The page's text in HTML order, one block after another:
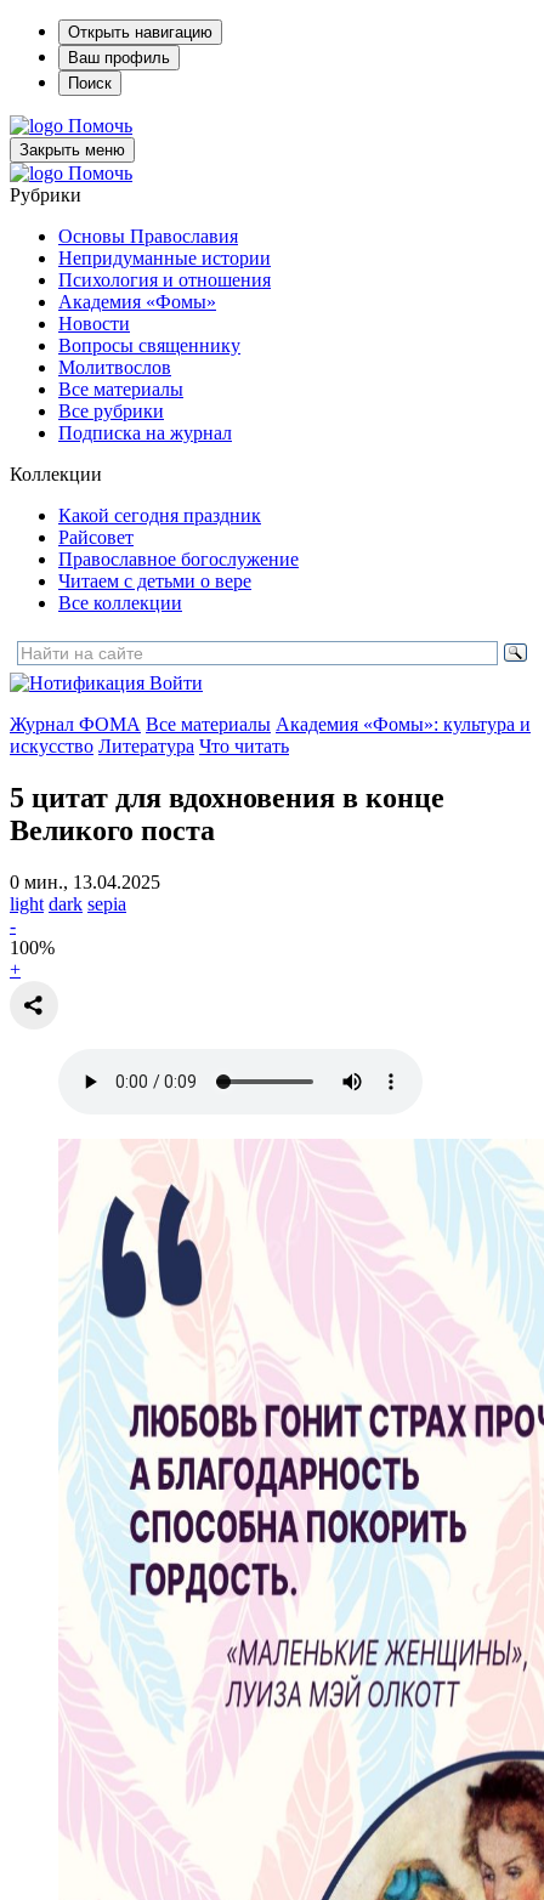
Открыть навигацию
Ваш профиль
Поиск
Помочь
Закрыть меню
Помочь
Рубрики
Основы Православия
Непридуманные истории
Психология и отношения
Академия «Фомы»
Новости
Вопросы священнику
Молитвослов
Все материалы
Все рубрики
Подписка на журнал
Коллекции
Какой сегодня праздник
Райсовет
Православное богослужение
Читаем с детьми о вере
Все коллекции
Войти
Журнал ФОМА Все материалы Академия «Фомы»: культура и
искусство Литература Что читать
5 цитат для вдохновения в конце
Великого поста
0 мин., 13.04.2025
light dark sepia
-
100%
+